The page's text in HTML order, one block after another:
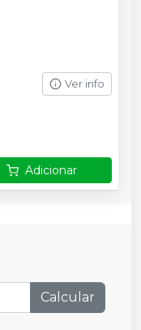
Ver info
Adicionar
Calcular